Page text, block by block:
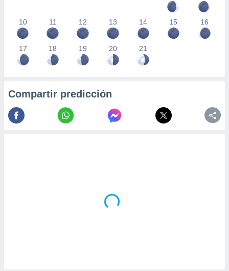
10 11 12 13 14 15 16
17 18 19 20 21
Compartir predicción